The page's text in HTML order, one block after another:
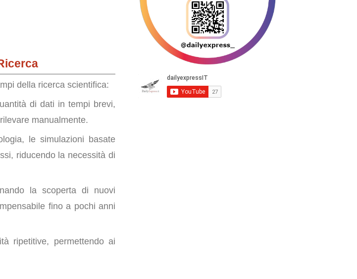
della ricerca scientifica:
di dati in tempi brevi,
manualmente.
le simulazioni basate
riducendo la necessità di
la scoperta di nuovi
fino a pochi anni
ripetitive, permettendo ai